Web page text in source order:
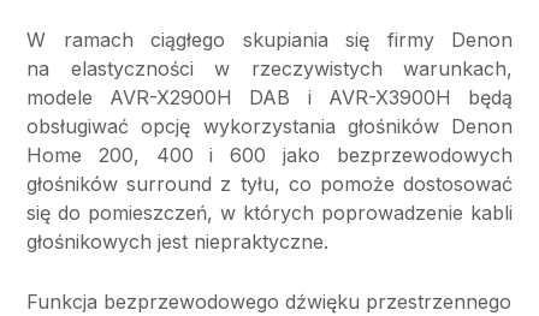
W ramach ciągłego skupiania się firmy Denon
na elastyczności w rzeczywistych warunkach,
modele AVR-X2900H DAB i AVR-X3900H będą
obsługiwać opcję wykorzystania głośników Denon
Home 200, 400 i 600 jako bezprzewodowych
głośników surround z tyłu, co pomoże dostosować
się do pomieszczeń, w których poprowadzenie kabli
głośnikowych jest niepraktyczne.
Funkcja bezprzewodowego dźwięku przestrzennego